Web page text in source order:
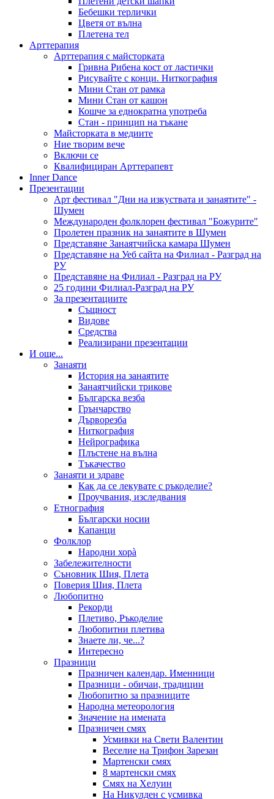
Бебешки терлички
Цветя от вълна
Плетена тел
Арттерапия
Арттерапия с майсторката
Гривна Рибена кост от ластички
Рисувайте с конци. Ниткография
Мини Стан от рамка
Мини Стан от кашон
Кошче за еднократна употреба
Стан - принцип на тъкане
Майсторката в медиите
Ние творим вече
Включи се
Квалифициран Арттерапевт
Inner Dance
Презентации
Арт фестивал "Дни на изкуствата и занаятите" -
Шумен
Международен фолклорен фестивал "Божурите"
Пролетен празник на занаятите в Шумен
Представяне Занаятчийска камара Шумен
Представяне на Уеб сайта на Филиал - Разград на
РУ
Представяне на Филиал - Разград на РУ
25 години Филиал-Разград на РУ
За презентациите
Същност
Видове
Средства
Реализирани презентации
И още...
Занаяти
История на занаятите
Занаятчийски трикове
Българска везба
Грънчарство
Дърворезба
Ниткография
Нейрографика
Плъстене на вълна
Тъкачество
Занаяти и здраве
Как да се лекувате с ръкоделие?
Проучвания, изследвания
Етнография
Български носии
Капанци
Фолклор
Народни хорà
Забележителности
Съновник Шия, Плета
Поверия Шия, Плета
Любопитно
Рекорди
Плетиво, Ръкоделие
Любопитни плетива
Знаете ли, че...?
Интересно
Празници
Празничен календар. Именници
Празници - обичаи, традиции
Любопитно за празниците
Народна метеорология
Значение на имената
Празничен смях
Усмивки на Свети Валентин
Веселие на Трифон Зарезан
Мартенски смях
8 мартенски смях
Смях на Хелуин
На Никулден с усмивка